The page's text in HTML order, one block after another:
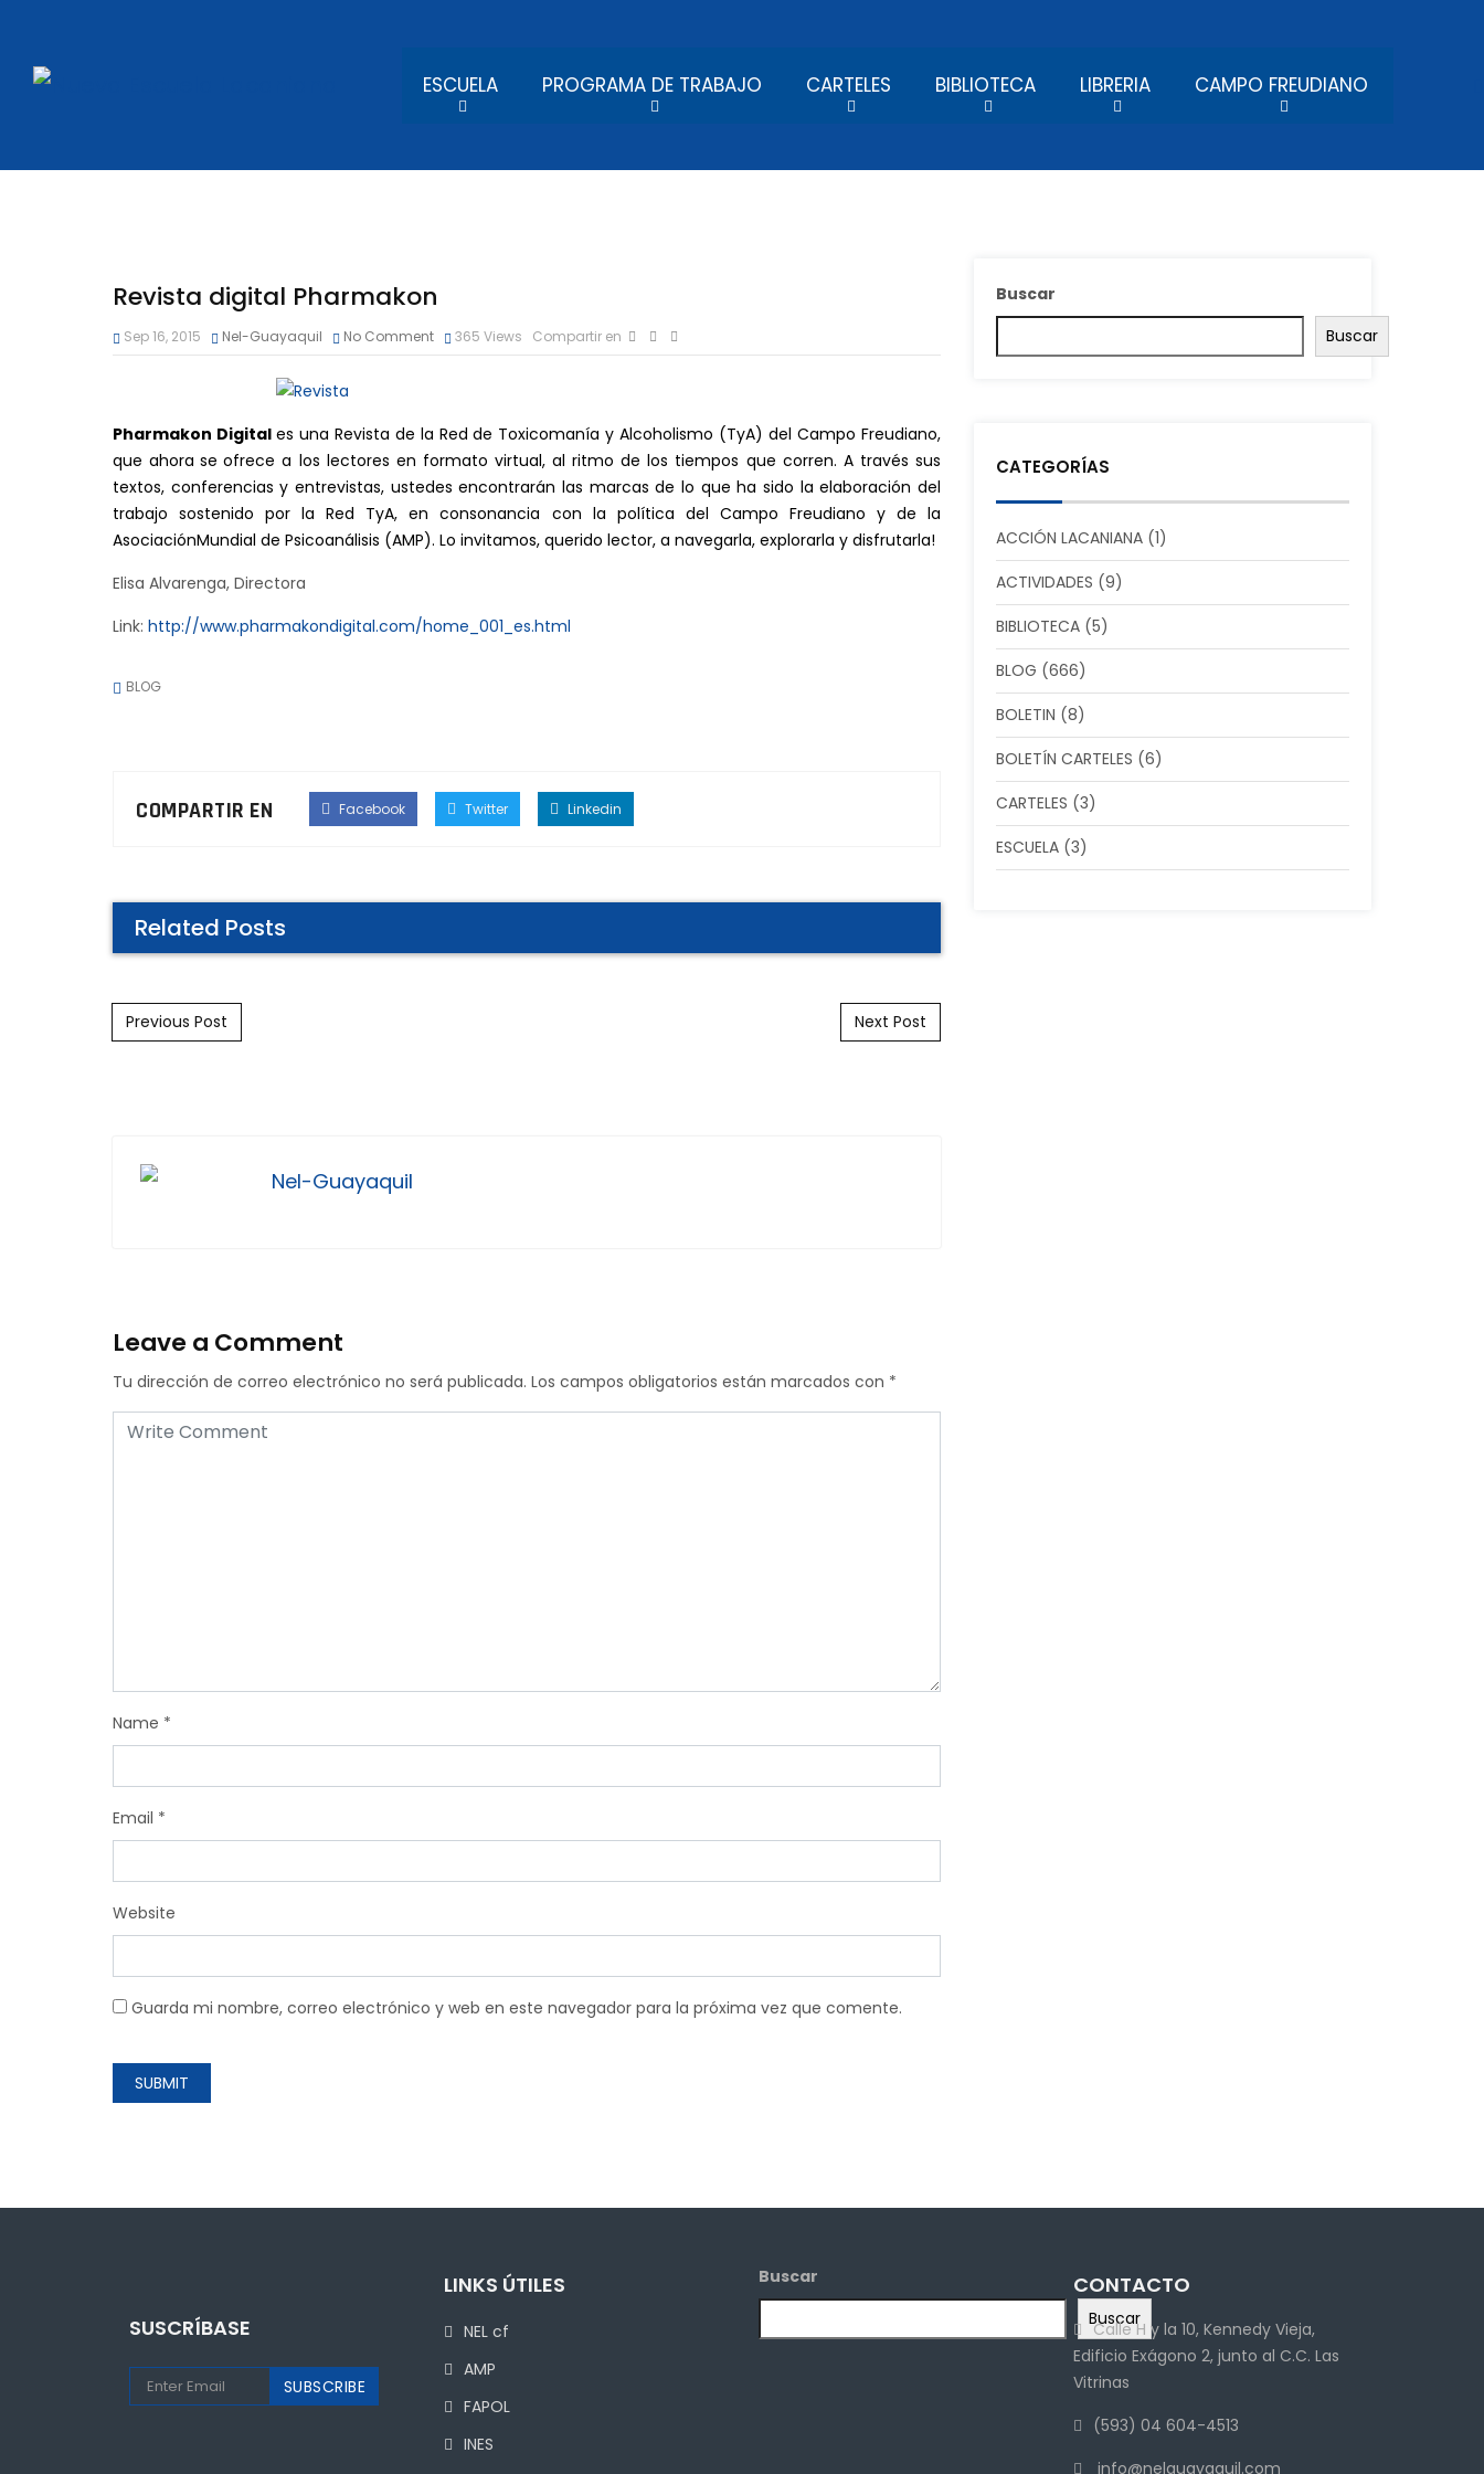
ESCUELA PROGRAMA DE TRABAJO CARTELES BIBLIOTECA LIBRERIA CAMPO FREUDIANO
Revista digital Pharmakon
Sep 16, 2015 Nel-Guayaquil No Comment 365 Views Compartir en
Pharmakon Digital es una Revista de la Red de Toxicomanía y Alcoholismo (TyA) del Campo Freudiano,
que ahora se ofrece a los lectores en formato virtual, al ritmo de los tiempos que corren. A través sus
textos, conferencias y entrevistas, ustedes encontrarán las marcas de lo que ha sido la elaboración del
trabajo sostenido por la Red TyA, en consonancia con la política del Campo Freudiano y de la
AsociaciónMundial de Psicoanálisis (AMP). Lo invitamos, querido lector, a navegarla, explorarla y disfrutarla!
Elisa Alvarenga, Directora
Link: http://www.pharmakondigital.com/home_001_es.html
BLOG
COMPARTIR EN Facebook Twitter Linkedin
Related Posts
Post navigation
Previous Post Next Post
Nel-Guayaquil
Leave a Comment
Tu dirección de correo electrónico no será publicada. Los campos obligatorios están marcados con *
Name *
Email *
Website
Guarda mi nombre, correo electrónico y web en este navegador para la próxima vez que comente.
Buscar
Buscar
CATEGORÍAS
ACCIÓN LACANIANA (1)
ACTIVIDADES (9)
BIBLIOTECA (5)
BLOG (666)
BOLETIN (8)
BOLETÍN CARTELES (6)
CARTELES (3)
ESCUELA (3)
SUSCRÍBASE
LINKS ÚTILES
NEL cf
AMP
FAPOL
INES
Buscar
Buscar
CONTACTO
Calle H y la 10, Kennedy Vieja,
Edificio Exágono 2, junto al C.C. Las
Vitrinas
(593) 04 604-4513
info@nelguayaquil.com